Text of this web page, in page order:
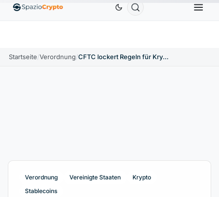
EthereumETH1.880,58 $ USDT0,9991 $ BNB586,64
Startseite/Verordnung/ CFTC lockert Regeln für Krypto-Derivate in den USA
Verordnung Vereinigte Staaten
Krypto
Stablecoins